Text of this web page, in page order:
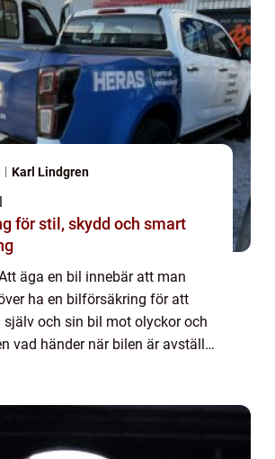
Karl Lindgren
för stil, skydd och smart
äga en bil innebär att man
ha en bilförsäkring för att
själv och sin bil mot olyckor och
vad händer när bilen är avställd